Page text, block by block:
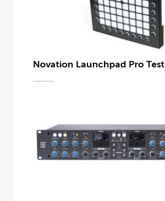
Novation Launchpad Pro Test